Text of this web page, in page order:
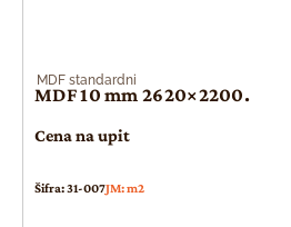
MDF standardni
MDF 10 mm 2620×2200.
Cena na upit
Šifra: 31-007JM: m2